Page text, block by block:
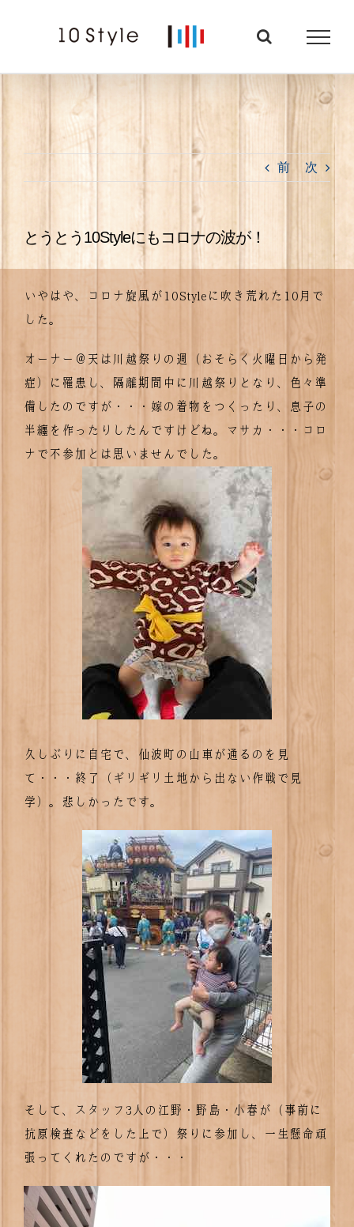
前 次
とうとう10Styleにもコロナの波が！
いやはや、コロナ旋風が10Styleに吹き荒れた10月で
した。
オーナー＠天は川越祭りの週（おそらく火曜日から発
症）に罹患し、隔離期間中に川越祭りとなり、色々準
備したのですが・・・嫁の着物をつくったり、息子の
半纏を作ったりしたんですけどね。マサカ・・・コロ
ナで不参加とは思いませんでした。
久しぶりに自宅で、仙波町の山車が通るのを見
て・・・終了（ギリギリ土地から出ない作戦で見
学）。悲しかったです。
そして、スタッフ3人の江野・野島・小春が（事前に
抗原検査などをした上で）祭りに参加し、一生懸命頑
張ってくれたのですが・・・